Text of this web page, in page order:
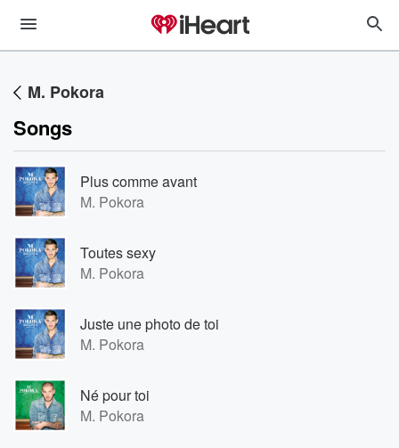
M. Pokora
Songs
Plus comme avant
M. Pokora
Toutes sexy
M. Pokora
Juste une photo de toi
M. Pokora
Né pour toi
M. Pokora